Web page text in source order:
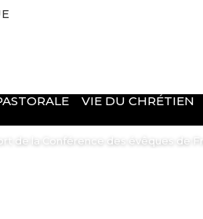
VIE DU CHRÉTIEN
de la Conférence des évêques de